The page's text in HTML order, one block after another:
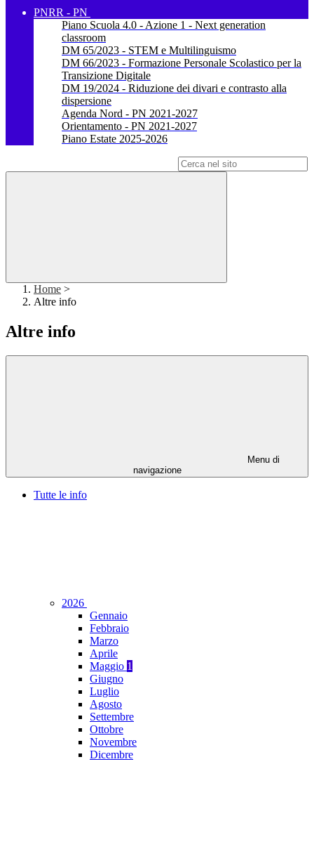
PNRR - PN
Piano Scuola 4.0 - Azione 1 - Next generation
classroom
DM 65/2023 - STEM e Multilinguismo
DM 66/2023 - Formazione Personale Scolastico per la
Transizione Digitale
DM 19/2024 - Riduzione dei divari e contrasto alla
dispersione
Agenda Nord - PN 2021-2027
Orientamento - PN 2021-2027
Piano Estate 2025-2026
Home >
Altre info
Altre info
Menu di
navigazione
Tutte le info
2026
Gennaio
Febbraio
Marzo
Aprile
Maggio 1
Giugno
Luglio
Agosto
Settembre
Ottobre
Novembre
Dicembre